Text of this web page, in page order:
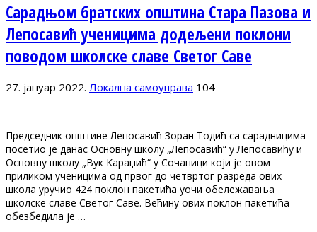
Сарадњом братских општина Стара Пазова и
Лепосавић ученицима додељени поклони
поводом школске славе Светог Саве
27. јануар 2022. Локална самоуправа 104
Председник општине Лепосавић Зоран Тодић са сарадницима
посетио је данас Основну школу „Лепосавић“ у Лепосавићу и
Основну школу „Вук Караџић“ у Сочаници који је овом
приликом ученицима од првог до четвртог разреда ових
школа уручио 424 поклон пакетића уочи обележавања
школске славе Светог Саве. Већину ових поклон пакетића
обезбедила је …